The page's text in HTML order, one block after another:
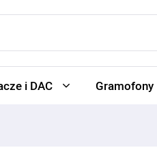
i DAC Gramofony